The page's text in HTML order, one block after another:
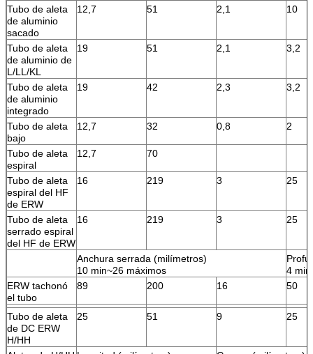
Tubo de aleta
de aluminio
sacado
12,7 51 2,1 10
Tubo de aleta
de aluminio de
L/LL/KL
19 51 2,1 3,2
Tubo de aleta
de aluminio
integrado
19 42 2,3 3,2
Tubo de aleta
bajo
12,7 32 0,8 2
Tubo de aleta
espiral
12,7 70
Tubo de aleta
espiral del HF
de ERW
16 219 3 25
Tubo de aleta
serrado espiral
del HF de ERW
16 219 3 25
Anchura serrada (milímetros)
10 min~26 máximos
4
ERW tachonó
el tubo
89 200 16 50
Tubo de aleta
de DC ERW
H/HH
25 51 9 25